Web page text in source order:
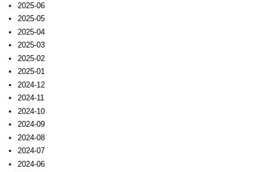
2025-06
2025-05
2025-04
2025-03
2025-02
2025-01
2024-12
2024-11
2024-10
2024-09
2024-08
2024-07
2024-06